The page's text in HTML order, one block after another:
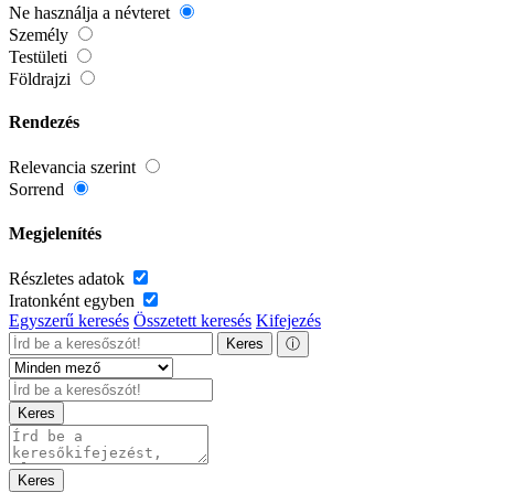
Ne használja a névteret
Személy
Testületi
Földrajzi
Rendezés
Relevancia szerint
Sorrend
Megjelenítés
Részletes adatok
Iratonként egyben
Egyszerű keresés Összetett keresés Kifejezés
Keres ⓘ
Keres
Keres